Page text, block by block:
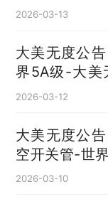
无度评价通193
2026-03-13
大美无度公
界5A级-大美
国
2026-03-12
大美无度公
空开关管‌-世
无度评价通193
2026-03-10